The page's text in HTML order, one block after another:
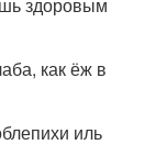
как ёж в
иль